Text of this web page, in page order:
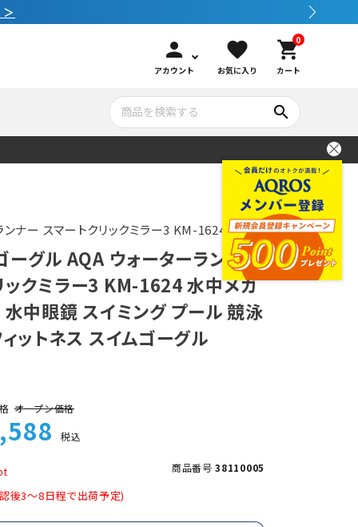
person
アカウント
favorite
お気に入り
0
shopping_cart
カート
水中カメラ機材
メンテナンサービス・交換用パーツ
ブランド紹介
コンセプト
search
ナー スマートクリックミラー3 KM-1624
ーグル AQA ウォーターランナー
ックミラー3 KM-1624 水中メガ
中眼鏡 スイミング プール 競泳
ットネス スイムゴーグル
オープン価格
税込
商品番号 38110005
後3～8日程で出荷予定)